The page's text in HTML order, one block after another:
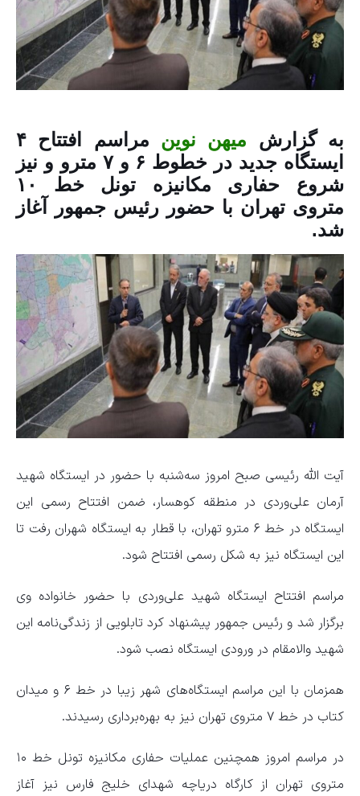
به گزارش میهن نوین
مراسم افتتاح ۴
ایستگاه جدید در خطوط ۶ و ۷ مترو و نیز
شروع حفاری مکانیزه تونل خط ۱۰
متروی تهران با حضور رئیس جمهور آغاز
شد.
آیت الله رئیسی صبح امروز سه‌شنبه با حضور در ایستگاه شهید
آرمان علی‌وردی در منطقه کوهسار، ضمن افتتاح رسمی این
ایستگاه در خط ۶ مترو تهران، با قطار به ایستگاه شهران رفت تا
این ایستگاه نیز به شکل رسمی افتتاح شود.
مراسم افتتاح ایستگاه شهید علی‌وردی با حضور خانواده وی
برگزار شد و رئیس جمهور پیشنهاد کرد تابلویی از زندگی‌نامه این
شهید والامقام در ورودی ایستگاه نصب شود.
همزمان با این مراسم ایستگاه‌های شهر زیبا در خط ۶ و میدان
کتاب در خط ۷ متروی تهران نیز به بهره‌برداری رسیدند.
در مراسم امروز همچنین عملیات حفاری مکانیزه تونل خط ۱۰
متروی تهران از کارگاه دریاچه شهدای خلیج فارس نیز آغاز